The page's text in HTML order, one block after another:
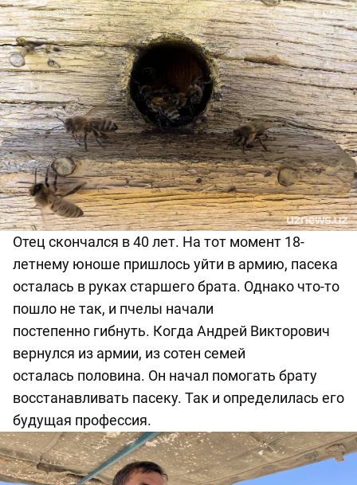
Отец скончался в 40 лет. На тот момент 18-
летнему юноше пришлось уйти в армию, пасека
осталась в руках старшего брата. Однако что-то
пошло не так, и пчелы начали
постепенно гибнуть. Когда Андрей Викторович
вернулся из армии, изсотен семей
осталась половина. Он начал помогать брату
восстанавливать пасеку. Так и определилась его
будущая профессия.